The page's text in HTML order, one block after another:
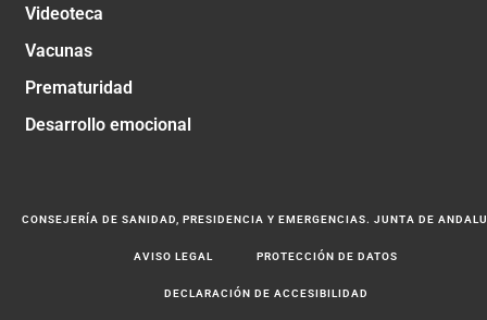
Videoteca
Vacunas
Prematuridad
Desarrollo emocional
CONSEJERÍA DE SANIDAD, PRESIDENCIA Y EMERGENCIAS. JUNTA DE
AVISO LEGAL PROTECCIÓN DE DATOS
DECLARACIÓN DE ACCESIBILIDAD